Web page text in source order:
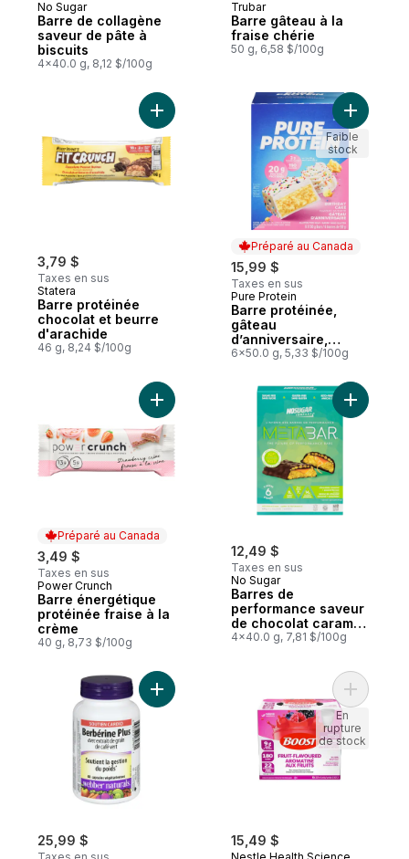
No Sugar
Barre de collagène
saveur de pâte à
biscuits
4x40.0 g, 8,12 $/100g
Trubar
Barre gâteau à la
fraise chérie
50 g, 6,58 $/100g
3,79 $
Taxes en sus
Statera
Barre protéinée
chocolat et beurre
d'arachide
46 g, 8,24 $/100g
Ajouter Barre protéinée chocolat et
Préparé au Canada
15,99 $
Taxes en sus
Préparé au Canada
Pure Protein
Barre protéinée,
gâteau
d’anniversaire,
format économique
6x50.0 g, 5,33 $/100g
Ajouter
Faible
stock
Préparé au Canada
3,49 $
Taxes en sus
Préparé au Canada
Power Crunch
Barre énergétique
protéinée fraise à la
crème
40 g, 8,73 $/100g
Ajouter Barre énergétique protéinée
12,49 $
Taxes en sus
No Sugar
Barres de
performance saveur
de chocolat caramel
+ arachides
4x40.0 g, 7,81 $/100g
Ajouter
25,99 $
Ajouter Berbérine plus avec extrait de
15,49 $
Ajouter
En
rupture
de stock